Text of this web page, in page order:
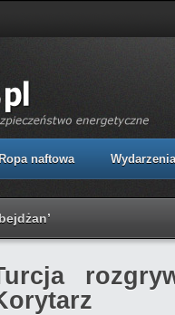
naftowa Wydarzenia